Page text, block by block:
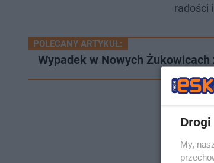
radości
POLECANY ARTYKUŁ:
Wypadek w Nowych Żukowicach
My,